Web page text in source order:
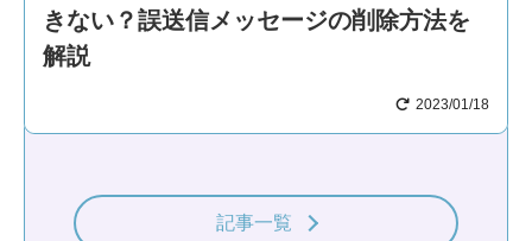
きない？誤送信メッセージの削除方法を
解説
2023/01/18
記事一覧